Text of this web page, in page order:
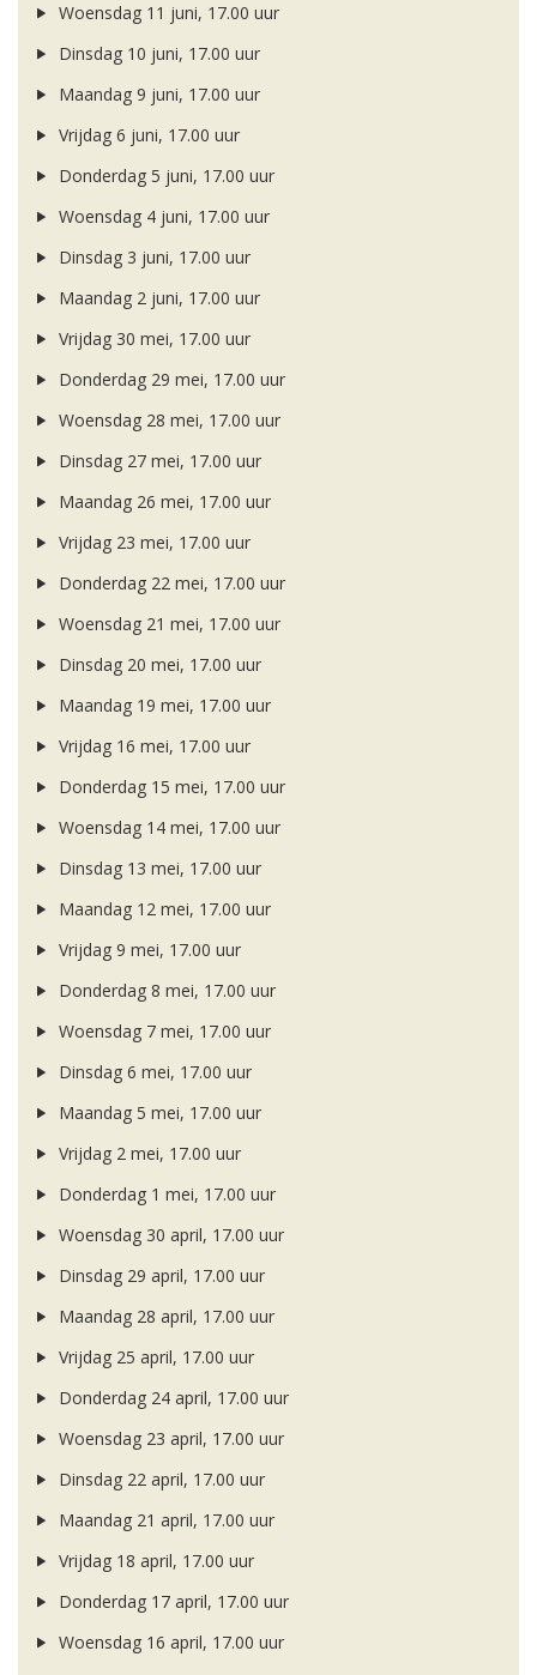
Woensdag 11 juni, 17.00 uur
Dinsdag 10 juni, 17.00 uur
Maandag 9 juni, 17.00 uur
Vrijdag 6 juni, 17.00 uur
Donderdag 5 juni, 17.00 uur
Woensdag 4 juni, 17.00 uur
Dinsdag 3 juni, 17.00 uur
Maandag 2 juni, 17.00 uur
Vrijdag 30 mei, 17.00 uur
Donderdag 29 mei, 17.00 uur
Woensdag 28 mei, 17.00 uur
Dinsdag 27 mei, 17.00 uur
Maandag 26 mei, 17.00 uur
Vrijdag 23 mei, 17.00 uur
Donderdag 22 mei, 17.00 uur
Woensdag 21 mei, 17.00 uur
Dinsdag 20 mei, 17.00 uur
Maandag 19 mei, 17.00 uur
Vrijdag 16 mei, 17.00 uur
Donderdag 15 mei, 17.00 uur
Woensdag 14 mei, 17.00 uur
Dinsdag 13 mei, 17.00 uur
Maandag 12 mei, 17.00 uur
Vrijdag 9 mei, 17.00 uur
Donderdag 8 mei, 17.00 uur
Woensdag 7 mei, 17.00 uur
Dinsdag 6 mei, 17.00 uur
Maandag 5 mei, 17.00 uur
Vrijdag 2 mei, 17.00 uur
Donderdag 1 mei, 17.00 uur
Woensdag 30 april, 17.00 uur
Dinsdag 29 april, 17.00 uur
Maandag 28 april, 17.00 uur
Vrijdag 25 april, 17.00 uur
Donderdag 24 april, 17.00 uur
Woensdag 23 april, 17.00 uur
Dinsdag 22 april, 17.00 uur
Maandag 21 april, 17.00 uur
Vrijdag 18 april, 17.00 uur
Donderdag 17 april, 17.00 uur
Woensdag 16 april, 17.00 uur